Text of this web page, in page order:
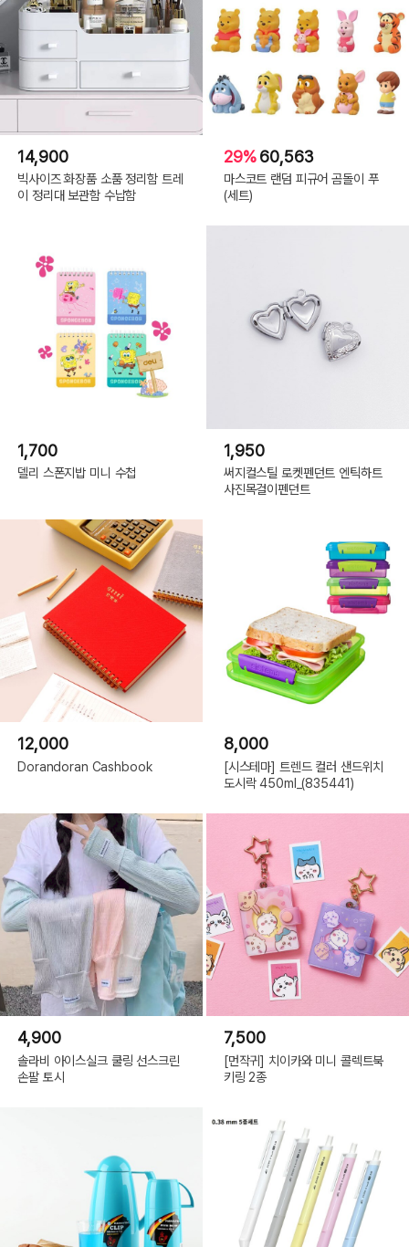
14,900
빅사이즈 화장품 소품 정리함 트레
이 정리대 보관함 수납함
29%60,563
마스코트 랜덤 피규어 곰돌이 푸
(세트)
1,700
델리 스폰지밥 미니 수첩
1,950
써지컬스틸 로켓펜던트 엔틱하트
사진목걸이펜던트
12,000
Dorandoran Cashbook
8,000
[시스테마] 트렌드 컬러 샌드위치
도시락 450ml_(835441)
4,900
솔라비 아이스실크 쿨링 선스크린
손팔 토시
7,500
[먼작귀] 치이카와 미니 콜렉트북
키링 2종